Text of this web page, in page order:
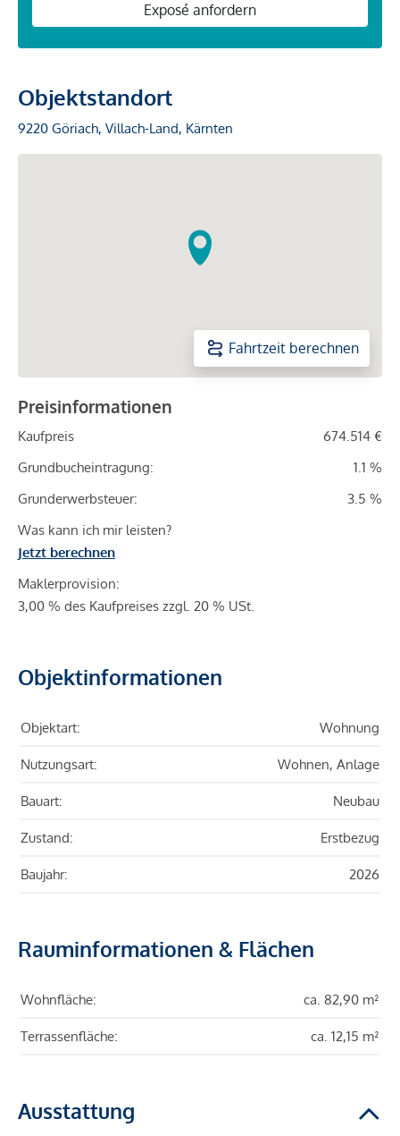
Exposé anfordern
Objektstandort
9220 Göriach, Villach-Land, Kärnten
Fahrtzeit berechnen
Preisinformationen
Kaufpreis
674.514 €
Grundbucheintragung:
1.1 %
Grunderwerbsteuer:
3.5 %
Was kann ich mir leisten?
Jetzt berechnen
Maklerprovision:
3,00 % des Kaufpreises zzgl. 20 % USt.
Objektinformationen
Objektart: Wohnung
Nutzungsart: Wohnen, Anlage
Bauart: Neubau
Zustand: Erstbezug
Baujahr: 2026
Rauminformationen & Flächen
Wohnfläche: ca. 82,90 m²
Terrassenfläche: ca. 12,15 m²
Ausstattung